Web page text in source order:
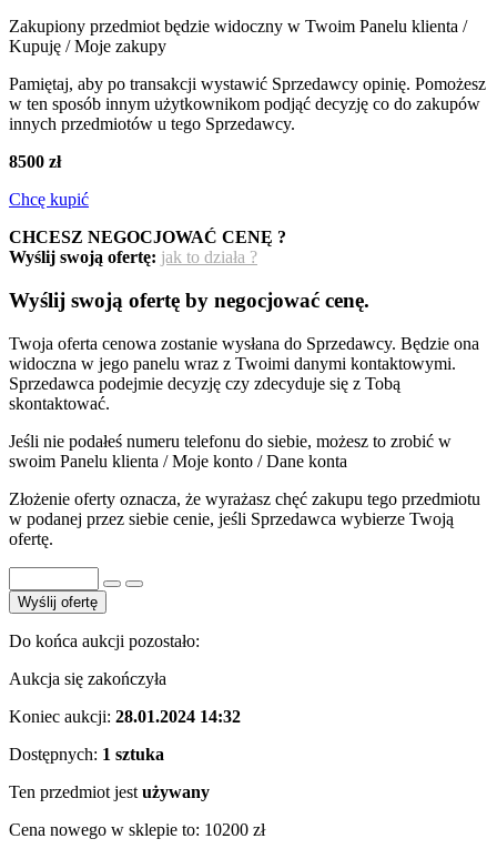
Zakupiony przedmiot będzie widoczny w Twoim Panelu klienta /
Kupuję / Moje zakupy
Pamiętaj, aby po transakcji wystawić Sprzedawcy opinię. Pomożesz
w ten sposób innym użytkownikom podjąć decyzję co do zakupów
innych przedmiotów u tego Sprzedawcy.
8500 zł
Chcę kupić
CHCESZ NEGOCJOWAĆ CENĘ ?
Wyślij swoją ofertę: jak to działa ?
Wyślij swoją ofertę by negocjować cenę.
Twoja oferta cenowa zostanie wysłana do Sprzedawcy. Będzie ona
widoczna w jego panelu wraz z Twoimi danymi kontaktowymi.
Sprzedawca podejmie decyzję czy zdecyduje się z Tobą
skontaktować.
Jeśli nie podałeś numeru telefonu do siebie, możesz to zrobić w
swoim Panelu klienta / Moje konto / Dane konta
Złożenie oferty oznacza, że wyrażasz chęć zakupu tego przedmiotu
w podanej przez siebie cenie, jeśli Sprzedawca wybierze Twoją
ofertę.
Wyślij ofertę
Do końca aukcji pozostało:
Aukcja się zakończyła
Koniec aukcji: 28.01.2024 14:32
Dostępnych: 1 sztuka
Ten przedmiot jest używany
Cena nowego w sklepie to: 10200 zł